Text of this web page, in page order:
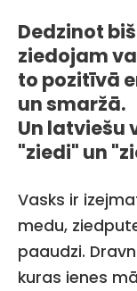
Dedzinot
ziedojam
to pozitīvā
un smaržā.
Un latviešu
"ziedi" un
Vasks ir
medu,
paaudzi.
kuras ienes